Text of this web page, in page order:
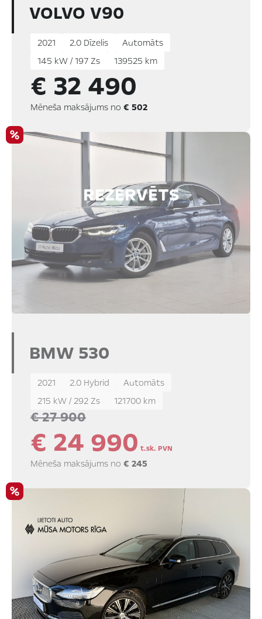
VOLVO V90
2021 2.0 Dīzelis
Automāts
145 kW / 197 Zs
139525 km
€ 32 490
Mēneša maksājums no € 502
REZERVĒTS
BMW 530
2021 2.0 Hybrid
Automāts
215 kW / 292 Zs
121700 km
€ 27 900
€ 24 990t.sk. PVN
Mēneša maksājums no € 245